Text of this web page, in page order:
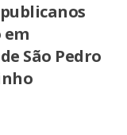
São Pedro